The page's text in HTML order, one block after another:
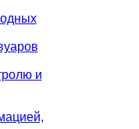
и